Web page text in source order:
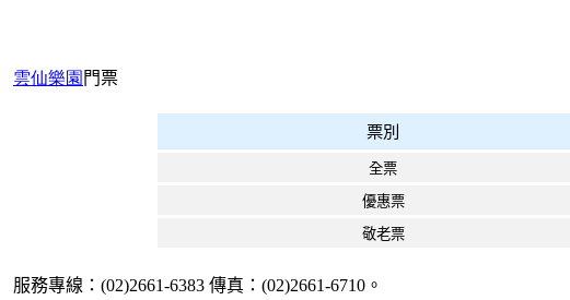
雲仙樂園 門票
票別
全票
優惠票
敬老票
服務專線 ： (02)2661-6383 傳真： (02)2661-6710 。